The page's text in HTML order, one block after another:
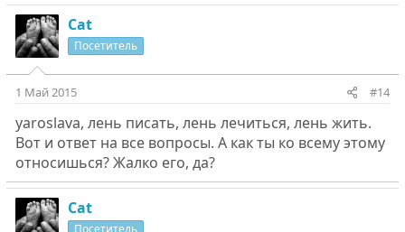
Cat
Посетитель
1 Май 2015 #14
yaroslava, лень писать, лень лечиться, лень жить.
Вот и ответ на все вопросы. А как ты ко всему этому
относишься? Жалко его, да?
Cat
Посетитель